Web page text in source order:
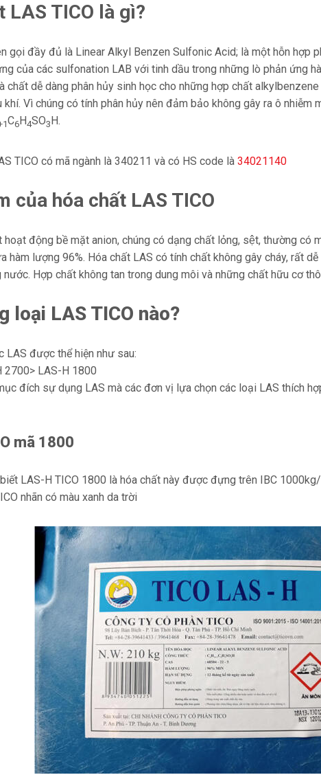
LAS TICO là gì?
gọi đầy đủ là Linear Alkyl Benzen Sulfonic Acid; là một hỗn hợp
của các sulfonation LAB với tinh dầu trong những lò phản ứng
chất dễ dàng phân hủy sinh học cho những hợp chất
Vì chúng có tính phân hủy nên đảm bảo không gây ra ô nhiễm
C6 H4SO3 H.
TICO có mã ngành là 340211 và có HS code là 34021140
của hóa chất LAS TICO
động bề mặt anion, chúng có dạng chất lỏng, sệt, thường có
hàm lượng 96%. Hóa chất LAS có tính chất không gây cháy, rất
nước. Hợp chất không tan trong dung môi và những chất hữu cơ
loại LAS TICO nào?
LAS được thể hiện như sau:
2700> LAS-H 1800
đích sự dụng LAS mà các đơn vị lựa chọn các loại LAS thích
mã 1800
LAS-H TICO 1800 là hóa chất này được đựng trên IBC
nhãn có màu xanh da trời